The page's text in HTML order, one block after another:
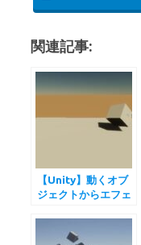
関連記事:
【Unity】動くオブ
ジェクトからエフェ